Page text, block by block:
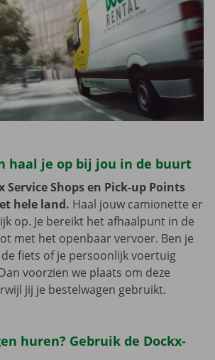
haal je op bij jou in de buurt
Service Shops en Pick-up Points
hele land. Haal jouw camionette er
op. Je bereikt het afhaalpunt in de
met het openbaar vervoer. Ben je
fiets of je persoonlijk voertuig
voorzien we plaats om deze
jij je bestelwagen gebruikt.
huren? Gebruik de Dockx-